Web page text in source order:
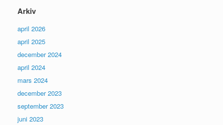
Arkiv
april 2026
april 2025
december 2024
april 2024
mars 2024
december 2023
september 2023
juni 2023